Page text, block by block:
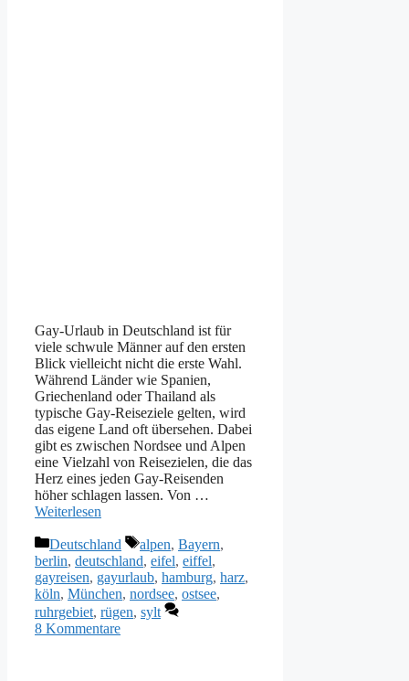
Gay-Urlaub in Deutschland ist für
viele schwule Männer auf den ersten
Blick vielleicht nicht die erste Wahl.
Während Länder wie Spanien,
Griechenland oder Thailand als
typische Gay-Reiseziele gelten, wird
das eigene Land oft übersehen. Dabei
gibt es zwischen Nordsee und Alpen
eine Vielzahl von Reisezielen, die das
Herz eines jeden Gay-Reisenden
höher schlagen lassen. Von …
Weiterlesen
Kategorien
Deutschland Schlagwörter
alpen, Bayern,
berlin, deutschland, eifel, eiffel,
gayreisen, gayurlaub, hamburg, harz,
köln, München, nordsee, ostsee,
ruhrgebiet, rügen, sylt
8 Kommentare